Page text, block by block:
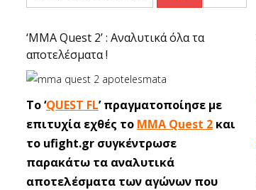
‘MMA Quest 2’ : Αναλυτικά όλα τα
αποτελέσματα !
Το ‘QUEST FL’ πραγματοποίησε με
επιτυχία εχθές το MMA Quest 2 και
το ufight.gr συγκέντρωσε
παρακάτω τα αναλυτικά
αποτελέσματα των αγώνων που